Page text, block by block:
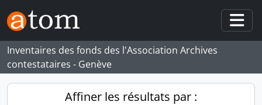
Skip to main content
Inventaires des fonds des l'Association Archives
contestataires - Genève
Affiner les résultats par :